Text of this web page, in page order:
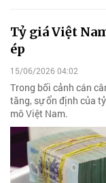
Tỷ giá Việt
ép
15/06/2026 04:02
Trong bối cảnh cán
tăng, sự ổn định của
mô Việt Nam.